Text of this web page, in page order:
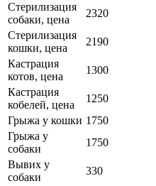
Стерилизация
собаки, цена
2320
Стерилизация
кошки, цена
2190
Кастрация
котов, цена
1300
Кастрация
кобелей, цена
1250
Грыжа у кошки 1750
Грыжа у
собаки
1750
Вывих у
собаки
330